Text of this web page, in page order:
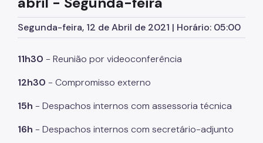
Assessoria de Comunicação - Ascom
Assessoria de Planejamento – Asplan
Atenção Integral às Pessoas em Situação de
Segunda-feira, 12 de Abril de 2021 | Horário: 05:00
11h30 - Reunião por videoconferência
12h30 - Compromisso externo
15h - Despachos internos com assessoria técnica
16h - Despachos internos com secretário-adjunto